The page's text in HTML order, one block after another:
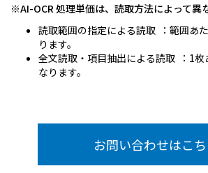
※AI-OCR 処理単価は、読取方法によって異
読取範囲の指定による読取 ：範囲あ
ります。
全文読取・項目抽出による読取 ：1枚
なります。
お問い合わせはこ